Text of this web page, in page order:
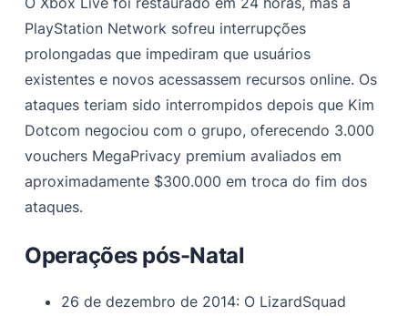
PlayStation Network sofreu interrupções
prolongadas que impediram que usuários
existentes e novos acessassem recursos online. Os
ataques teriam sido interrompidos depois que Kim
Dotcom negociou com o grupo, oferecendo 3.000
vouchers MegaPrivacy premium avaliados em
aproximadamente $300.000 em troca do fim dos
ataques.
Operações pós-Natal
26 de dezembro de 2014: O LizardSquad